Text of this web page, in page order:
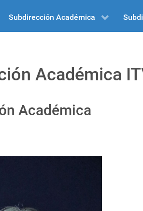
Subdirección Académica
Académica
Académica